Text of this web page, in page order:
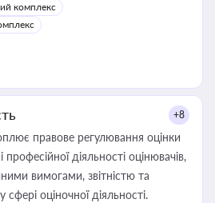
комплекс
+8
правове регулювання оцінки
діяльності оцінювачів,
вимогами, звітністю та
оціночної діяльності.